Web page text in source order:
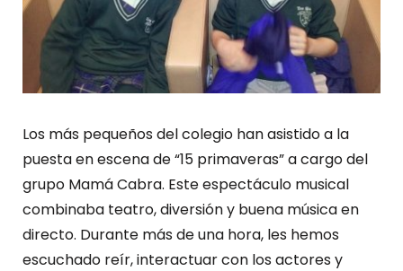
Los más pequeños del colegio han asistido a la
puesta en escena de “15 primaveras” a cargo del
grupo Mamá Cabra. Este espectáculo musical
combinaba teatro, diversión y buena música en
directo. Durante más de una hora, les hemos
escuchado reír, interactuar con los actores y